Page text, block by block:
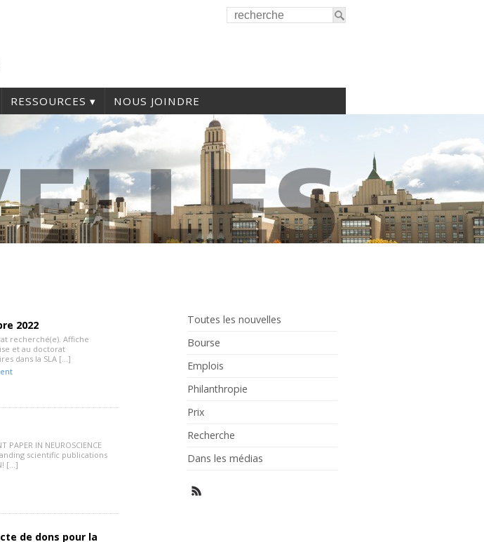
RESSOURCES NOUS JOINDRE
2022
recherché(e). Affiche
et au doctorat
dans la SLA […]
IN NEUROSCIENCE
scientific publications
[…]
de dons pour la
Toutes les nouvelles
Bourse
Emplois
Philanthropie
Prix
Recherche
Dans les médias